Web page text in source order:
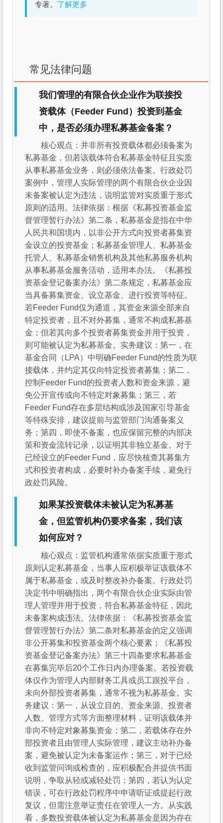
专著。 了解更多
常见法律问题
我们管理的有限合伙企业作为联接投
资载体（Feeder Fund）投资到基金
中，是否必须办理私募基金备案？
核心观点：并非所有投资载体都必须备案为
私募基金，但若该载体符合私募基金特征且实质
从事私募基金业务，则必须依法备案。行政处罚
案例中，管理人实际管理的两个有限合伙企业因
未备案被认定为违法，说明监管对实质重于形式
原则的适用。法律依据：根据《私募投资基金监
督管理暂行办法》第二条，私募基金是指在中华
人民共和国境内，以非公开方式向投资者募集资
金设立的投资基金；私募基金管理人、私募基金
托管人、私募基金销售机构及其他私募服务机构
从事私募基金服务活动，适用本办法。《私募投
资基金登记备案办法》第二条规定，私募基金应
当具备募集资金、设立基金、进行投资等特征。
若Feeder Fund仅为通道，其资金来源全部来自
特定投资者，且不对外募集，通常不构成私募基
金；但若其向多个投资者募集资金并用于投资，
则可能被认定为私募基金。实务建议：第一，在
基金合同（LPA）中明确Feeder Fund的性质为联
接载体，并约定其仅向特定投资者募集；第二，
控制Feeder Fund的投资者人数和资金来源，避
免公开宣传或向不特定对象募集；第三，若
Feeder Fund存在多层结构或涉及国家引导基金
等特殊安排，建议提前与监管部门沟通备案义
务；第四，即使不备案，也应保留完整的内部决
策和资金流转记录，以证明其非独立基金。对于
已经设立的Feeder Fund，应尽快核查其募集方
式和投资者构成，必要时补办备案手续，避免行
政处罚风险。
如果某投资载体未被认定为私募基
金，但监管机构仍要求备案，我们该
如何应对？
核心观点：监管机构通常依据实质重于形式
原则认定私募基金，当事人应积极举证该载体不
属于私募基金，或及时整改补办备案。行政处罚
决定书中明确指出，两个有限合伙企业实际由管
理人管理并用于投资，符合私募基金特征，因此
未备案构成违法。法律依据：《私募投资基金监
督管理暂行办法》第二条对私募基金的定义强调
非公开募集和投资基金两个核心要素；《私募投
资基金登记备案办法》第三十四条要求私募基金
在募集完毕后20个工作日内办理备案。若投资载
体仅作为管理人内部财务工具或员工跟投平台，
未向外部投资者募集，通常不视为私募基金。实
务建议：第一，从设立目的、资金来源、投资者
人数、管理方式等方面整理材料，证明该载体并
非向不特定对象募集资金；第二，若载体存在外
部投资者且由管理人实际管理，建议主动补办备
案，避免被认定为未备案运作；第三，对于已经
收到监管问询或检查的，应积极配合并提供书面
说明，争取从轻或减轻处罚；第四，若认为认定
错误，可在行政处罚程序中申请听证或提起行政
复议，但需注意举证责任在管理人一方。从实践
看，多数投资载体被认定为私募基金是因为存在